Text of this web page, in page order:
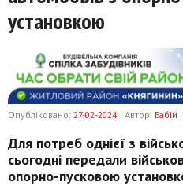
установкою
Опубліковано: 27-02-2024 Автор: Бабій
Для потреб однієї з
сьогодні передали
опорно-пусковою